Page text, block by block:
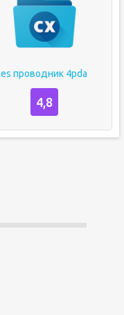
es проводник 4pda
4,8